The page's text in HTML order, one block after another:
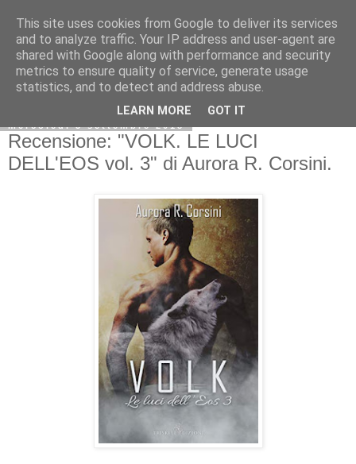
mercoledì 5 settembre 2018
Recensione: "VOLK. LE LUCI
DELL'EOS vol. 3" di Aurora R. Corsini.
This site uses cookies from Google to deliver its services
and to analyze traffic. Your IP address and user-agent are
shared with Google along with performance and security
metrics to ensure quality of service, generate usage
statistics, and to detect and address abuse.
LEARN MORE GOT IT